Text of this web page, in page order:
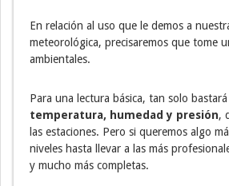
En relación al uso que le demos a
meteorológica, precisaremos que tome
ambientales.
Para una lectura básica, tan solo
temperatura, humedad y presión,
las estaciones. Pero si queremos algo
niveles hasta llevar a las más
y mucho más completas.